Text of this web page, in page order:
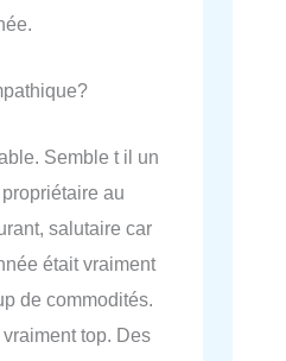
Semble t il un
au
salutaire car
était vraiment
de commodités.
top. Des